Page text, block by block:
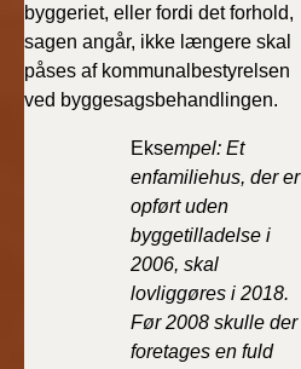
byggeriet, eller fordi det forhold,
sagen angår, ikke længere skal
påses af kommunalbestyrelsen
ved byggesagsbehandlingen.
Eksempel: Et
enfamiliehus, der er
opført uden
byggetilladelse i
2006, skal
lovliggøres i 2018.
Før 2008 skulle der
foretages en fuld